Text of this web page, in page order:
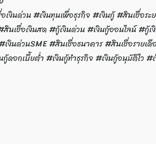
งินด่วน #เงินทุนเพื่อธุรกิจ #เงินกู้ #สินเชื่อ
เชื่อเงินสด #กู้เงินด่วน #เงินกู้ออนไลน์ #กู้
งินด่วนSME #สินเชื่อธนาคาร #สินเชื่อรา
กู้ดอกเบี้ยต่ำ #เงินกู้ทำธุรกิจ #เงินกู้อนุมัติไว